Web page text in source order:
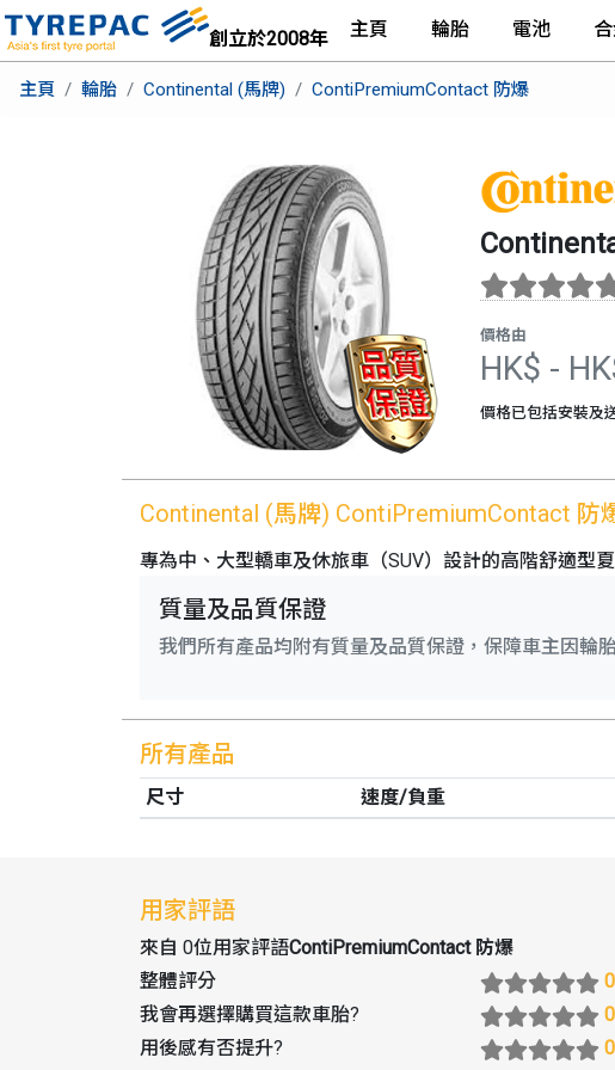
創立於2008年 主頁 輪胎 電池
主頁 輪胎 Continental (馬牌) ContiPremiumContact 防爆
價格由
HK$ -
價格已包括安裝及
Continental (馬牌) ContiPremiumContact 防
專為中、大型轎車及休旅車（SUV）設計的高階舒適型
質量及品質保證
我們所有產品均附有質量及品質保證，保障車主因輪
所有產品
尺寸 速度/負重
用家評語
來自 0位用家評語ContiPremiumContact 防爆
整體評分
我會再選擇購買這款車胎?
用後感有否提升?